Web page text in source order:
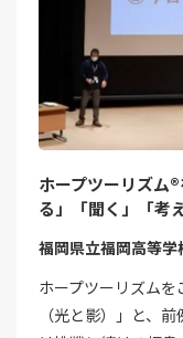
ホープツーリズム
る」「聞く」「考
福岡県立福岡高等学
ホープツーリズム
（光と影）」と、